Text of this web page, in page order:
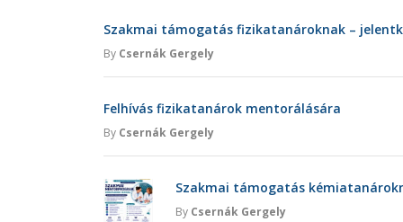
Szakmai támogatás fizikatanároknak –
By Csernák Gergely
Felhívás fizikatanárok mentorálására
By Csernák Gergely
Szakmai támogatás
By Csernák Gergely